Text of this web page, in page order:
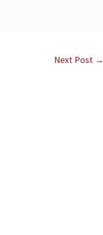
Next Post →